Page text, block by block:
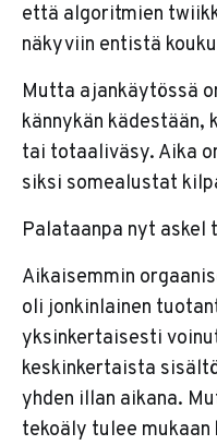
että algoritmien
näkyviin entistä
Mutta ajankäytössä
kännykän kädestään,
tai totaaliväsy. Aika
siksi somealustat
Palataanpa nyt askel
Aikaisemmin
oli jonkinlainen
yksinkertaisesti
keskinkertaista
yhden illan aikana.
tekoäly tulee